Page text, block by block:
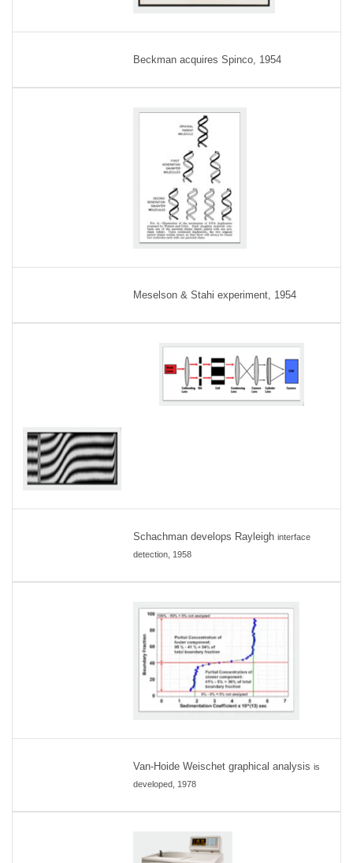
Beckman acquires Spinco, 1954
Meselson & Stahi experiment, 1954
Schachman develops Rayleigh interface
detection, 1958
Van-Hoide Weischet graphical analysis is
developed, 1978